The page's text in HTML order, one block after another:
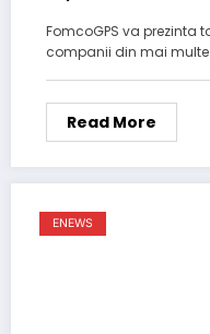
FomcoGPS va prezinta
companii din mai multe
Read More
ENEWS